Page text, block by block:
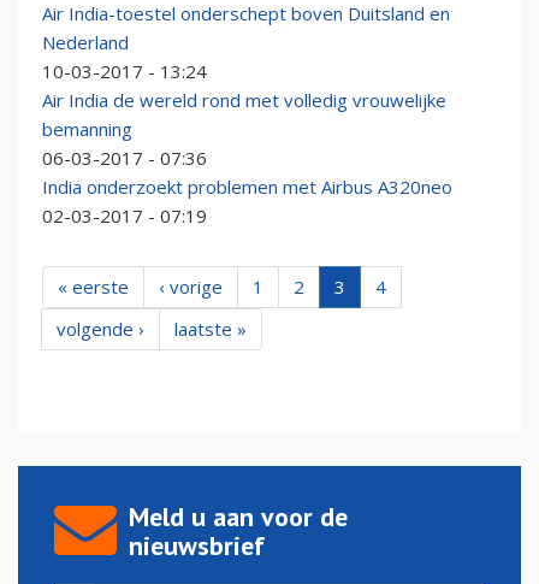
Air India-toestel onderschept boven Duitsland en
Nederland
10-03-2017 - 13:24
Air India de wereld rond met volledig vrouwelijke
bemanning
06-03-2017 - 07:36
India onderzoekt problemen met Airbus A320neo
02-03-2017 - 07:19
« eerste ‹ vorige 1 2 3
4
volgende ›
laatste »
Meld u aan voor de
nieuwsbrief